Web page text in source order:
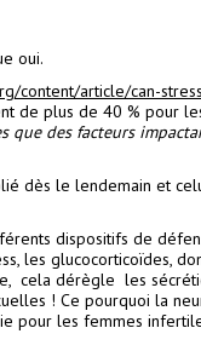
oui.
content/article/can-
de plus de 40 % pour
que des facteurs
dès le lendemain et
dispositifs de
les glucocorticoïdes,
cela dérègle les
! Ce pourquoi la
pour les femmes